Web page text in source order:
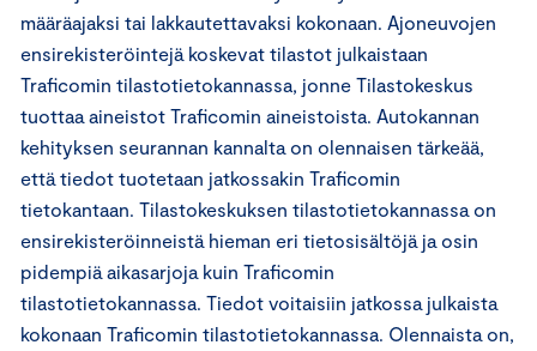
määräajaksi tai lakkautettavaksi kokonaan. Ajoneuvojen
ensirekisteröintejä koskevat tilastot julkaistaan
Traficomin tilastotietokannassa, jonne Tilastokeskus
tuottaa aineistot Traficomin aineistoista. Autokannan
kehityksen seurannan kannalta on olennaisen tärkeää,
että tiedot tuotetaan jatkossakin Traficomin
tietokantaan. Tilastokeskuksen tilastotietokannassa on
ensirekisteröinneistä hieman eri tietosisältöjä ja osin
pidempiä aikasarjoja kuin Traficomin
tilastotietokannassa. Tiedot voitaisiin jatkossa julkaista
kokonaan Traficomin tilastotietokannassa. Olennaista on,